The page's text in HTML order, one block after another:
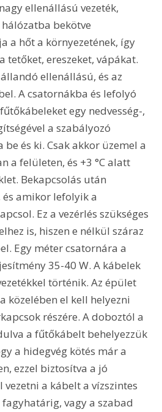
ellenállású vezeték,
bekötve
a hőt a környezetének, így
tetőket, ereszeket, vápákat.
ellenállású, és az
A csatornákba és lefolyó
egy nedvesség-,
a szabályozó
és ki. Csak akkor üzemel a
a felületen, és +3 °C alatt
Bekapcsolás után
amikor lefolyik a
Ez a vezérlés szükséges
is, hiszen e nélkül száraz
Egy méter csatornára a
35-40 W. A kábelek
történik. Az épület
közelében el kell helyezni
részére. A doboztól a
a fűtőkábelt behelyezzük
a hidegvég kötés már a
ezzel biztosítva a jó
vezetni a kábelt a vízszintes
vagy a szabad